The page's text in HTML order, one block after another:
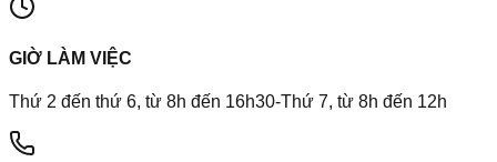
GIỜ LÀM VIỆC
Thứ 2 đến thứ 6, từ 8h đến 16h30-Thứ 7, từ 8h đến 12h